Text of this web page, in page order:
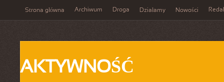
Strona główna Archiwum Droga Działamy Nowości
AKTYWNOŚĆ